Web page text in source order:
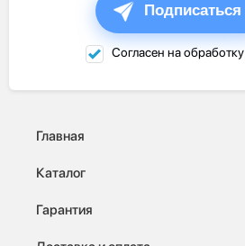
Подписаться
Согласен на обработку
Главная
Каталог
Гарантия